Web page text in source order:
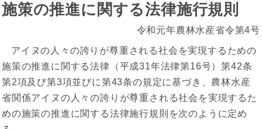
施策の推進に関する法律施行規則
令和元年農林水産省令第4号
アイヌの人々の誇りが尊重される社会を実現するための
施策の推進に関する法律（平成31年法律第16号）第42条
第2項及び第3項並びに第43条の規定に基づき、農林水産
省関係アイヌの人々の誇りが尊重される社会を実現するた
めの施策の推進に関する法律施行規則を次のように定め